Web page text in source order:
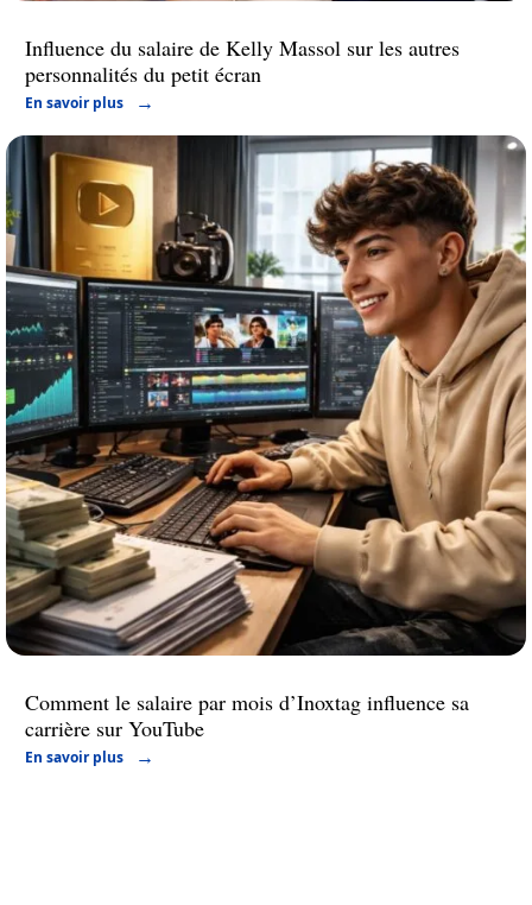
Influence du salaire de Kelly Massol sur les autres
personnalités du petit écran
En savoir plus
Comment le salaire par mois d’Inoxtag influence sa
carrière sur YouTube
En savoir plus